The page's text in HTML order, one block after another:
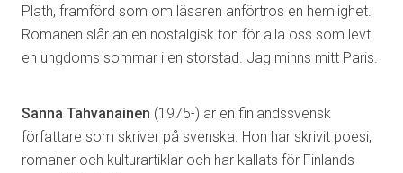
Plath, framförd som om läsaren anförtros en hemlighet.
Romanen slår an en nostalgisk ton för alla oss som levt
en ungdoms sommar i en storstad. Jag minns mitt Paris.
Sanna Tahvanainen (1975-) är en finlandssvensk
författare som skriver på svenska. Hon har skrivit poesi,
romaner och kulturartiklar och har kallats för Finlands